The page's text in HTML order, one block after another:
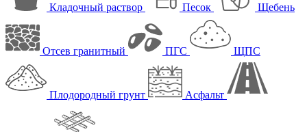
Кладочный раствор Песок Щебень
Отсев гранитный ПГС ЩПС
Плодородный грунт Асфальт